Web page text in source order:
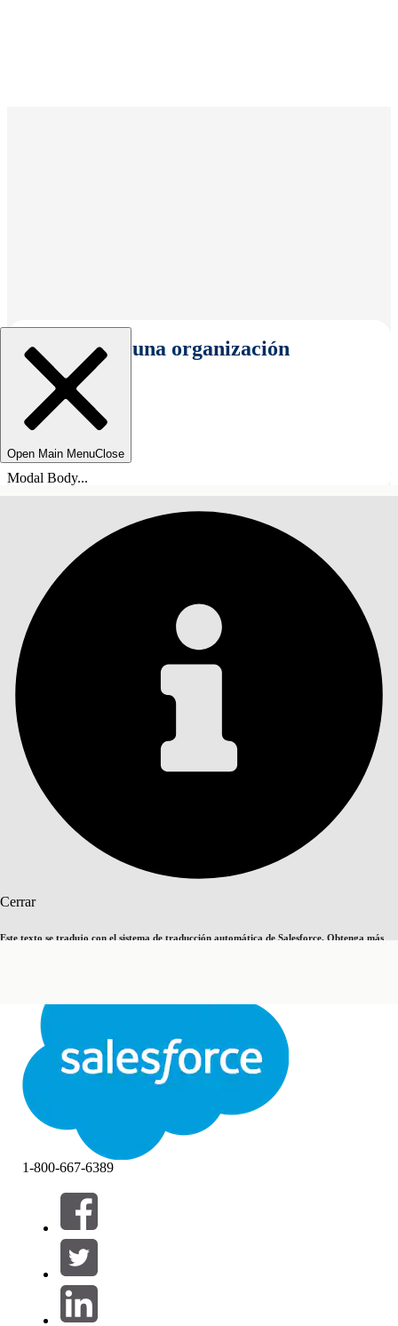
Seleccionar una organización
Open Main MenuClose
Modal Body...
Cerrar
Este texto se tradujo con el sistema de traducción automática de Salesforce. Obtenga más
Cerrar Cerrar
Índice de materias
ÍNDICE DE MATERIAS
Buscar
Filtros (0)
SELECCIONAR FILTROS
Área de productos
1-800-667-6389